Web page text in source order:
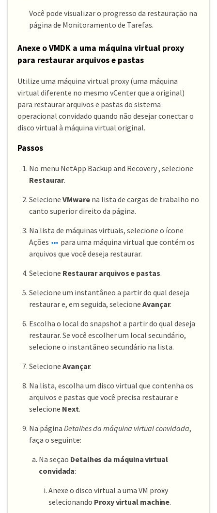
Você pode visualizar o progresso da restauração na
página de Monitoramento de Tarefas.
Anexe o VMDK a uma máquina virtual proxy
para restaurar arquivos e pastas
Utilize uma máquina virtual proxy (uma máquina
virtual diferente no mesmo vCenter que a original)
para restaurar arquivos e pastas do sistema
operacional convidado quando não desejar conectar o
disco virtual à máquina virtual original.
Passos
No menu NetApp Backup and Recovery , selecione
Restaurar.
Selecione VMwarena lista de cargas de trabalho no
canto superior direito da página.
Na lista de máquinas virtuais, selecione o ícone
Ações
para uma máquina virtual que contém os
arquivos que você deseja restaurar.
Selecione Restaurar arquivos e pastas.
Selecione um instantâneo a partir do qual deseja
restaurar e, em seguida, selecione Avançar.
Escolha o local do snapshot a partir do qual deseja
restaurar. Se você escolher um local secundário,
selecione o instantâneo secundário na lista.
Selecione Avançar.
Na lista, escolha um disco virtual que contenha os
arquivos e pastas que você precisa restaurar e
selecione Next.
Na página Detalhes da máquina virtual convidada,
faça o seguinte:
Na seção Detalhes da máquina virtual
convidada:
Anexe o disco virtual a uma VM proxy
selecionando Proxy virtual machine.